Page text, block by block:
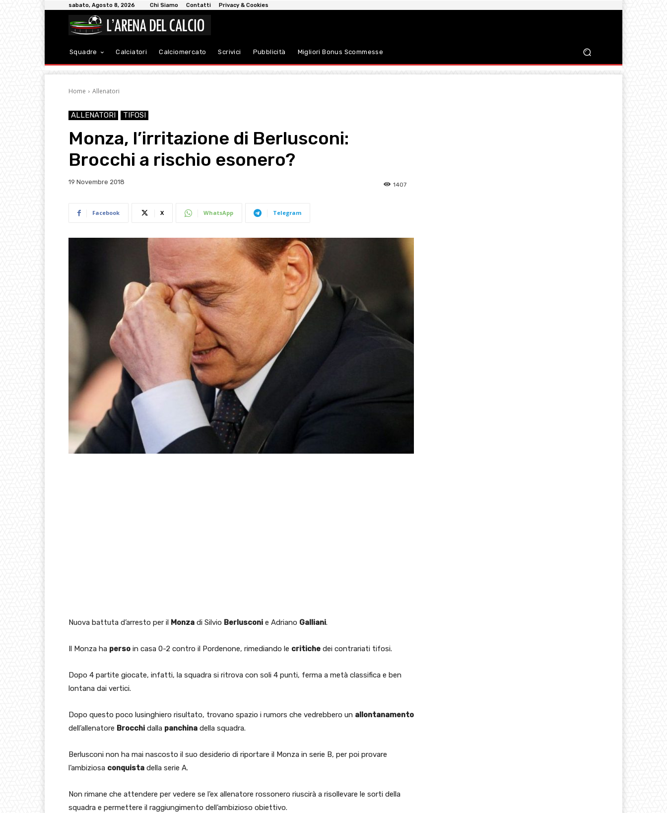
sabato, Agosto 8, 2026 Chi Siamo Contatti Privacy & Cookies
Squadre Calciatori Calciomercato Scrivici Pubblicità Migliori Bonus Scommesse
Home Allenatori
ALLENATORI TIFOSI
Monza, l’irritazione di Berlusconi:
Brocchi a rischio esonero?
19 Novembre 2018 1407
Facebook X WhatsApp Telegram
Nuova battuta d’arresto per il Monza di Silvio Berlusconi e Adriano Galliani.
Il Monza ha perso in casa 0-2 contro il Pordenone, rimediando le critiche dei contrariati tifosi.
Dopo 4 partite giocate, infatti, la squadra si ritrova con soli 4 punti, ferma a metà classifica e ben
lontana dai vertici.
Dopo questo poco lusinghiero risultato, trovano spazio i rumors che vedrebbero un allontanamento
dell’allenatore Brocchi dalla panchina della squadra.
Berlusconi non ha mai nascosto il suo desiderio di riportare il Monza in serie B, per poi provare
l’ambiziosa conquista della serie A.
Non rimane che attendere per vedere se l’ex allenatore rossonero riuscirà a risollevare le sorti della
squadra e permettere il raggiungimento dell’ambizioso obiettivo.